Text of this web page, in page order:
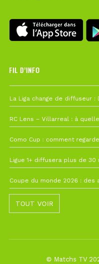
FIL D’INFO
TOUT VOIR
© Matchs TV